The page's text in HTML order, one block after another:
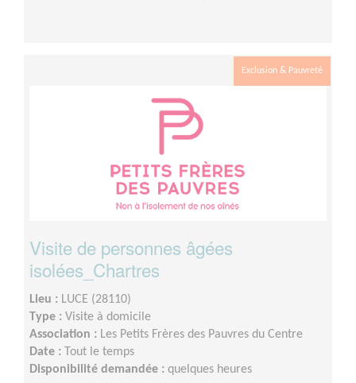
Exclusion & Pauvreté
Visite de personnes âgées
isolées_Chartres
Lieu : LUCE (28110)
Type : Visite à domicile
Association : Les Petits Frères des Pauvres du Centre
Date : Tout le temps
Disponibilité demandée : quelques heures